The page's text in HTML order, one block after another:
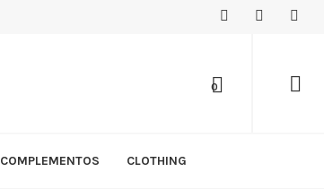
0
COMPLEMENTOS CLOTHING